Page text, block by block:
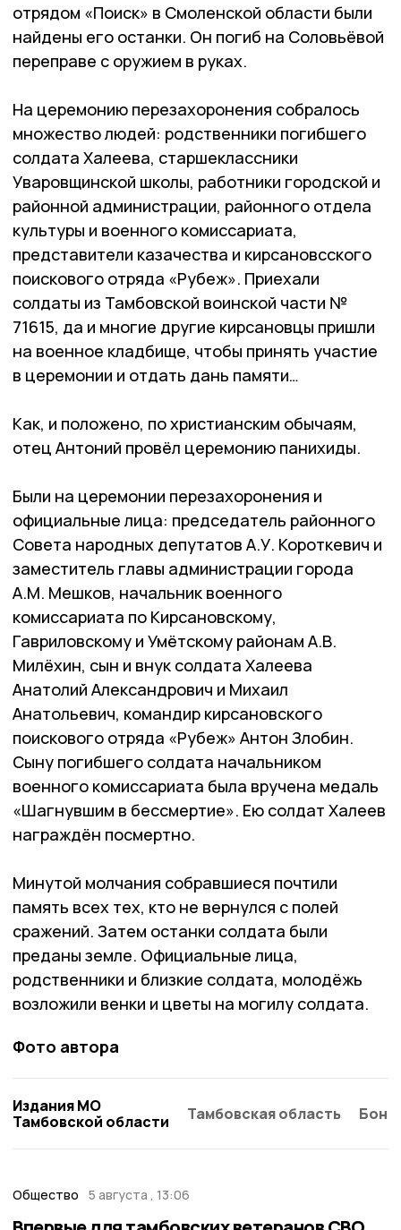
отрядом «Поиск» в Смоленской области были
найдены его останки. Он погиб на Соловьёвой
переправе с оружием в руках.
На церемонию перезахоронения собралось
множество людей: родственники погибшего
солдата Халеева, старшеклассники
Уваровщинской школы, работники городской и
районной администрации, районного отдела
культуры и военного комиссариата,
представители казачества и кирсановсского
поискового отряда «Рубеж». Приехали
солдаты из Тамбовской воинской части №
71615, да и многие другие кирсановцы пришли
на военное кладбище, чтобы принять участие
в церемонии и отдать дань памяти…
Как, и положено, по христианским обычаям,
отец Антоний провёл церемонию панихиды.
Были на церемонии перезахоронения и
официальные лица: председатель районного
Совета народных депутатов А.У. Короткевич и
заместитель главы администрации города
А.М. Мешков, начальник военного
комиссариата по Кирсановскому,
Гавриловскому и Умётскому районам А.В.
Милёхин, сын и внук солдата Халеева
Анатолий Александрович и Михаил
Анатольевич, командир кирсановского
поискового отряда «Рубеж» Антон Злобин.
Сыну погибшего солдата начальником
военного комиссариата была вручена медаль
«Шагнувшим в бессмертие». Ею солдат Халеев
награждён посмертно.
Минутой молчания собравшиеся почтили
память всех тех, кто не вернулся с полей
сражений. Затем останки солдата были
преданы земле. Официальные лица,
родственники и близкие солдата, молодёжь
возложили венки и цветы на могилу солдата.
Фото автора
Издания МО
Тамбовской области
Тамбовская область
Общество 5 августа , 13:06